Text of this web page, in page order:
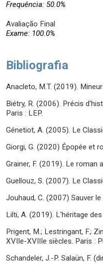
Frequência: 50.0%
Avaliação Final
Exame: 100.0%
Bibliografia
Anacleto, M.T. (2019).
Biétry, R. (2006). Précis
Paris : LEP.
Génetiot, A. (2005). Le
Giorgi, G. (2020) Épopée et
Grainer, F. (2019). Le roman
Guellouz, S. (2007). Le
Jouhaud, C. (2007) Sauver
Lilti, A. (2019). L'héritage
Prigent, M.; Lestringant, F.;
XVIIe-XVIIIe siècles. Paris :
Schandeler, J.-P. Salaün, F.